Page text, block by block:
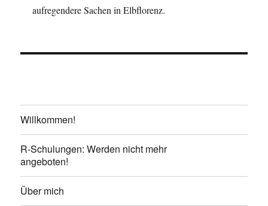
aufregendere Sachen in Elbflorenz.
Willkommen!
R-Schulungen: Werden nicht mehr
angeboten!
Über mich